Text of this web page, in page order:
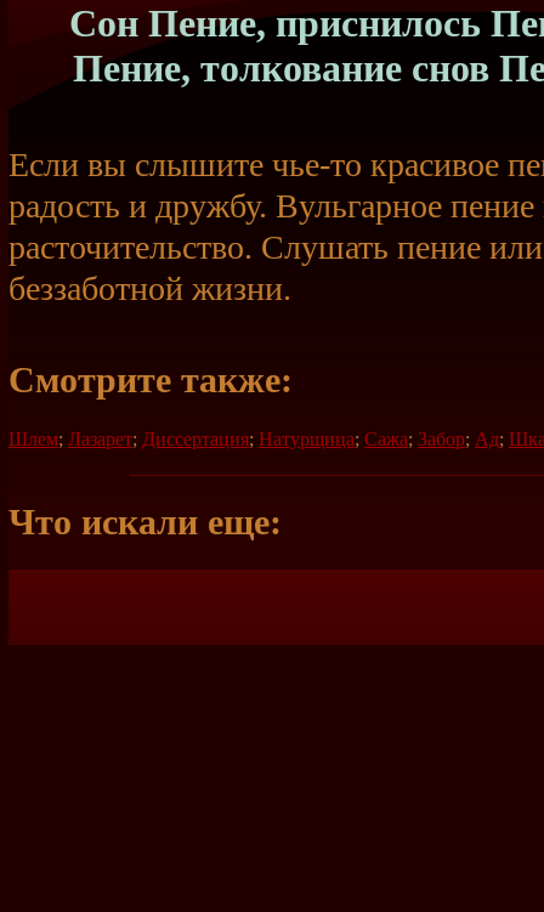
Сон Пение, приснилось
Пение, толкование снов
Если вы слышите чье-то красивое
радость и дружбу. Вульгарное
расточительство. Слушать пение
беззаботной жизни.
Смотрите также:
Шлем; Лазарет; Диссертация; Натурщица; Сажа; Забор; Ад;
Что искали еще: